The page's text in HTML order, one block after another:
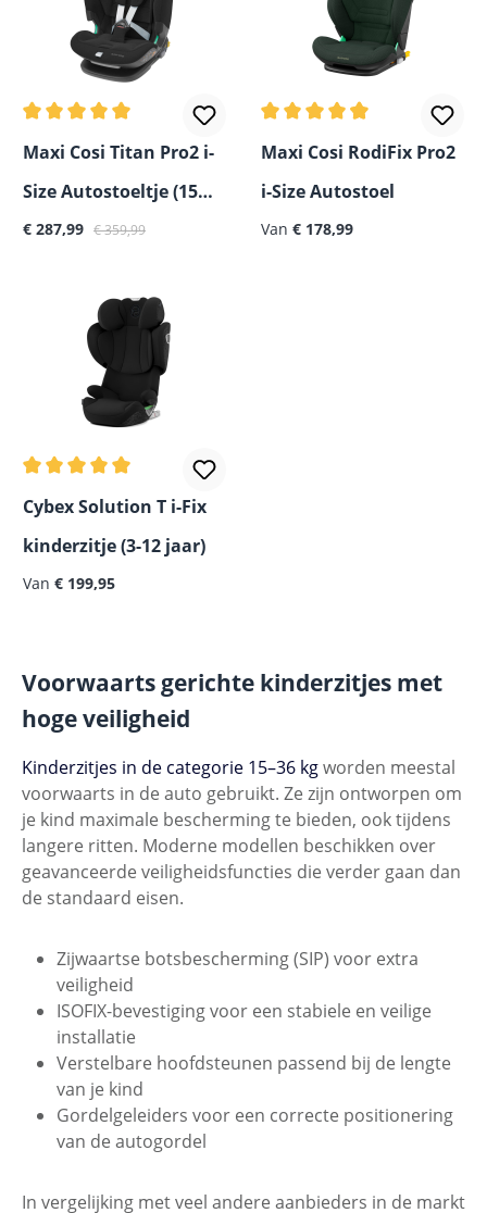
Gemiddelde waardering van 5 van 5 sterren
Maxi Cosi Titan Pro2 i-
Size Autostoeltje (15M-
12Y)
Verkoopprijs:
€ 287,99 Normale prijs:
€ 359,99
Gemiddelde waardering
Maxi Cosi RodiFix Pro2
i-Size Autostoel
Normale prijs:
Van € 178,99
Gemiddelde waardering van 5 van 5 sterren
Cybex Solution T i-Fix
kinderzitje (3-12 jaar)
Van € 199,95
Voorwaarts gerichte kinderzitjes met
hoge veiligheid
Kinderzitjes in de categorie 15–36 kgworden meestal
voorwaarts in de auto gebruikt. Ze zijn ontworpen om
je kind maximale bescherming te bieden, ook tijdens
langere ritten. Moderne modellen beschikken over
geavanceerde veiligheidsfuncties die verder gaan dan
de standaard eisen.
Zijwaartse botsbescherming (SIP) voor extra
veiligheid
ISOFIX-bevestiging voor een stabiele en veilige
installatie
Verstelbare hoofdsteunen passend bij de lengte
van je kind
Gordelgeleiders voor een correcte positionering
van de autogordel
In vergelijking met veel andere aanbieders in de markt